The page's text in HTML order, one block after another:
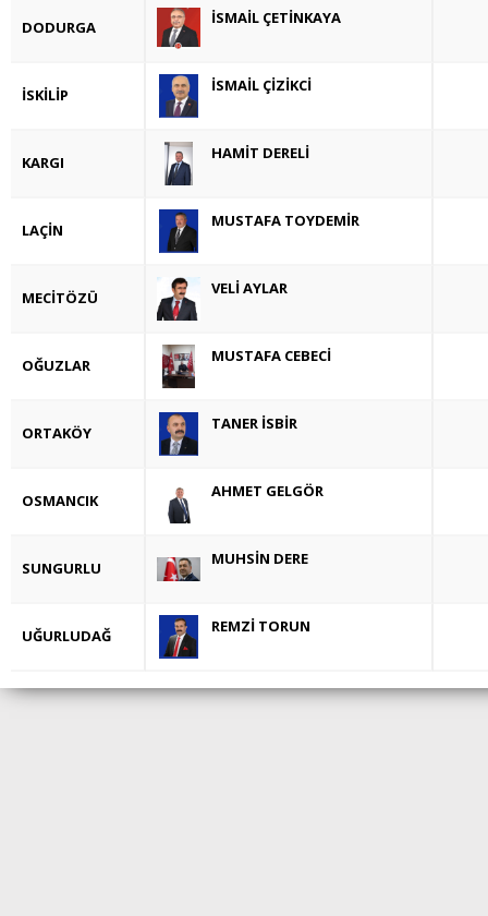
DODURGA İSMAİL ÇETİNKAYA
İSKİLİP İSMAİL ÇİZİKCİ
KARGI HAMİT DERELİ
LAÇİN MUSTAFA TOYDEMİR
MECİTÖZÜ VELİ AYLAR
OĞUZLAR MUSTAFA CEBECİ
ORTAKÖY TANER İSBİR
OSMANCIK AHMET GELGÖR
SUNGURLU MUHSİN DERE
UĞURLUDAĞ REMZİ TORUN